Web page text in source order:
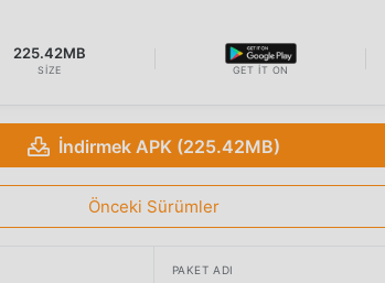
225.42MB
SIZE GET IT ON
İndirmek APK (225.42MB)
Önceki Sürümler
PAKET ADI